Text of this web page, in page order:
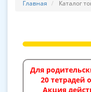
Главная Каталог
Для
20 тетрадей
Акция